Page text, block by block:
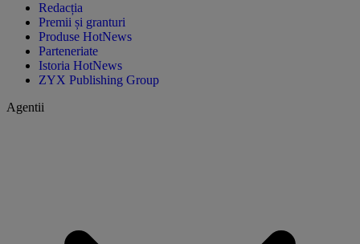
Redacția
Premii și granturi
Produse HotNews
Parteneriate
Istoria HotNews
ZYX Publishing Group
Agentii